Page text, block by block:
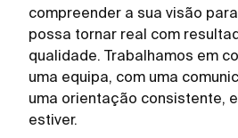
compreender a sua visão
possa tornar real com
qualidade. Trabalhamos em
uma equipa, com uma
uma orientação consistente,
estiver.